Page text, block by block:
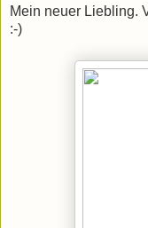
Mein neuer Liebling.
:-)